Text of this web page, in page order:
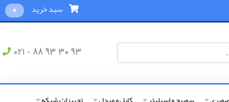
0
021 - 88 93 30 93